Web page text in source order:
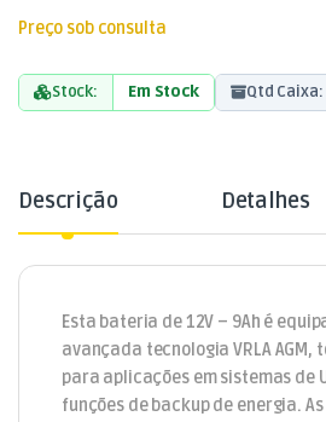
Preço sob consulta
Stock: Em Stock Qtd Caixa:
Descrição Detalhes
Esta bateria de 12V – 9Ah é
avançada tecnologia VRLA AGM,
para aplicações em sistemas de
funções de backup de energia.